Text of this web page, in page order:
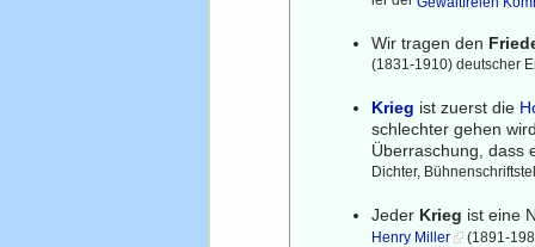
Wir tragen den
(1831-1910) deutscher
Krieg ist zuerst die
schlechter gehen
Überraschung, dass
Dichter,
Jeder Krieg ist eine
Henry Miller (1891-